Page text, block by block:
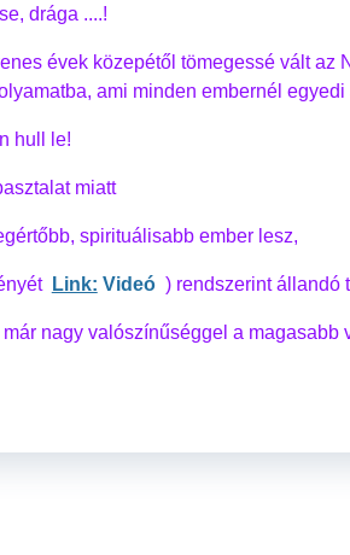
drága ....!
évek közepétől tömegessé vált
ami minden embernél
hull le!
miatt
spirituálisabb ember lesz,
Link: Videó) rendszerint állandó
nagy valószínűséggel a magasabb